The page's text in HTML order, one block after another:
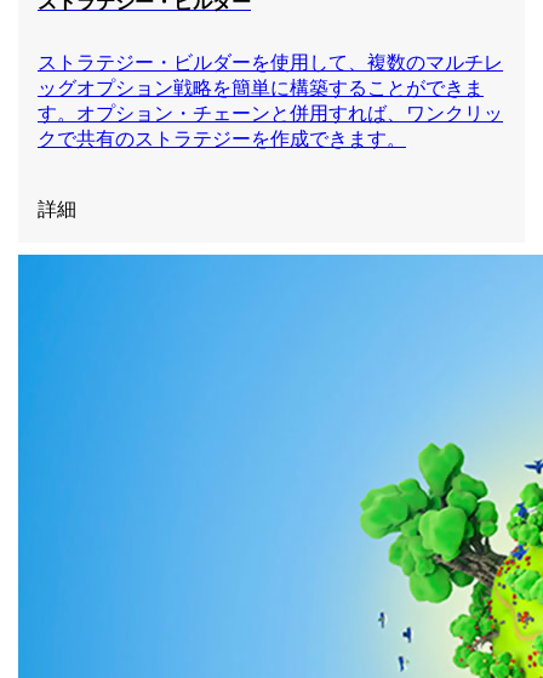
ストラテジー・ビルダーを使用して、複数のマルチレ
ッグオプション戦略を簡単に構築することができま
す。オプション・チェーンと併用すれば、ワンクリッ
クで共有のストラテジーを作成できます。
詳細